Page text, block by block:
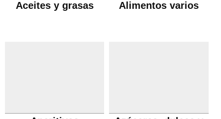
Aceites y grasas Alimentos varios